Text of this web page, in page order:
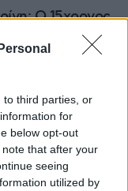
to third parties, or
for
below opt-out
that after your
seeing
utilized by
Ο 15χρονος
το τσουνάμι
μεγάλης